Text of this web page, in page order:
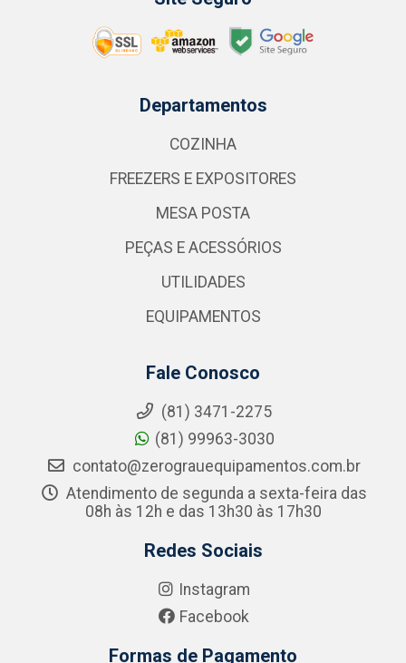
Departamentos
COZINHA
FREEZERS E EXPOSITORES
MESA POSTA
PEÇAS E ACESSÓRIOS
UTILIDADES
EQUIPAMENTOS
Fale Conosco
(81) 3471-2275
(81) 99963-3030
contato@zerograuequipamentos.com.br
Atendimento de segunda a sexta-feira das
08h às 12h e das 13h30 às 17h30
Redes Sociais
Instagram
Facebook
Formas de Pagamento